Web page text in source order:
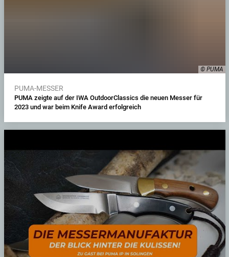
© PUMA
PUMA-MESSER
PUMA zeigte auf der IWA OutdoorClassics die neuen Messer für
2023 und war beim Knife Award erfolgreich